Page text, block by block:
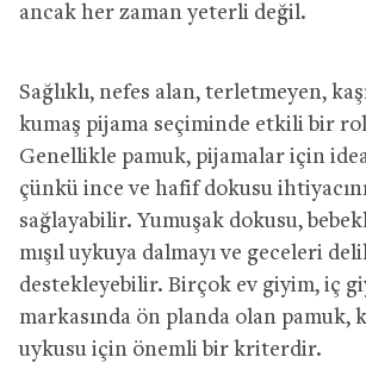
ancak her zaman yeterli değil.
Sağlıklı, nefes alan, terletmeyen,
kumaş pijama seçiminde etkili bir
Genellikle pamuk, pijamalar için
çünkü ince ve hafif dokusu
sağlayabilir. Yumuşak dokusu,
mışıl uykuya dalmayı ve geceleri
destekleyebilir. Birçok ev giyim, iç
markasında ön planda olan pamuk,
uykusu için önemli bir kriterdir.